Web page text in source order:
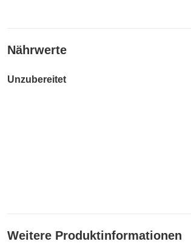
Nährwerte
Unzubereitet
Weitere Produktinformationen